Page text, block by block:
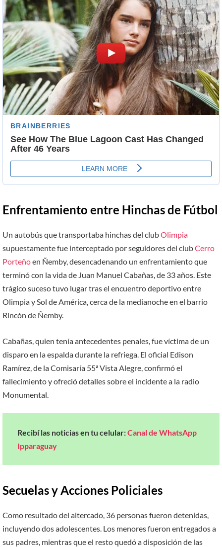
Enfrentamiento entre Hinchas de Fútbol
Un autobús que transportaba hinchas del clubOlimpia
supuestamente fue interceptado por seguidores del clubCerro
Porteñoen Ñemby, desencadenando un enfrentamiento que
terminó con la vida de Juan Manuel Cabañas, de 33 años. Este
trágico suceso tuvo lugar tras el encuentro deportivo entre
Olimpia y Sol de América, cerca de la medianoche en el barrio
Rincón de Ñemby.
Cabañas, quien tenía antecedentes penales, fue víctima de un
disparo en la espalda durante la refriega. El oficial Edison
Ramírez, de la Comisaría 55ª Vista Alegre, confirmó el
fallecimiento y ofreció detalles sobre el incidente a la radio
Monumental.
Recibí las noticias en tu celular:Canal de WhatsApp
Ipparaguay
Secuelas y Acciones Policiales
Como resultado del altercado, 36 personas fueron detenidas,
incluyendo dos adolescentes. Los menores fueron entregados a
sus padres, mientras que el resto quedó a disposición de las